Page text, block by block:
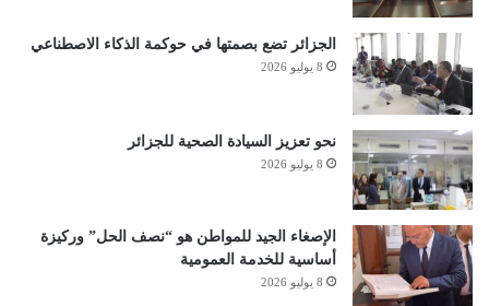
الجزائر تضع بصمتها في حوكمة الذكاء الاصطناعي
8 يوليو 2026
نحو تعزيز السيادة الصحية للجزائر
8 يوليو 2026
الإصغاء الجيد للمواطن هو “نصف الحل” وركيزة
أساسية للخدمة العمومية
8 يوليو 2026